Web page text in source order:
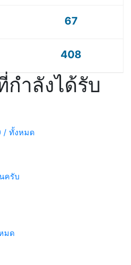
67
408
กำลังได้รับ
ครับ